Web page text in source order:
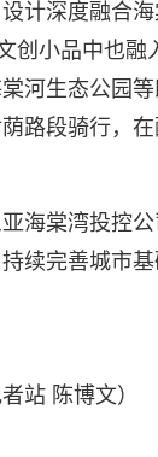
计深度融合
创小品中也
河生态公园
路段骑行，
海棠湾投控
续完善城市
站 陈博文）